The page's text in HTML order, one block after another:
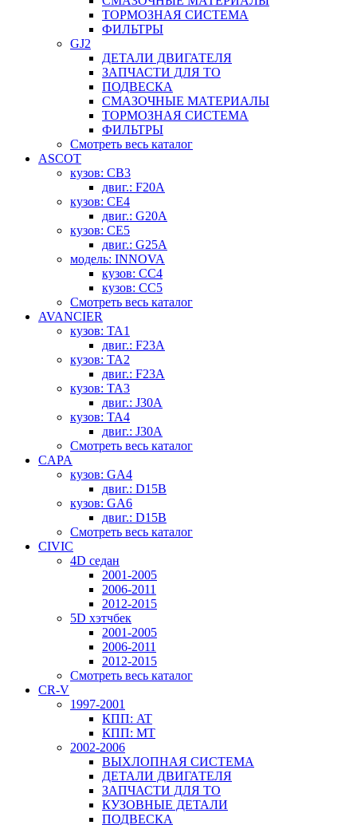
ТОРМОЗНАЯ СИСТЕМА
ФИЛЬТРЫ
GJ2
ДЕТАЛИ ДВИГАТЕЛЯ
ЗАПЧАСТИ ДЛЯ ТО
ПОДВЕСКА
СМАЗОЧНЫЕ МАТЕРИАЛЫ
ТОРМОЗНАЯ СИСТЕМА
ФИЛЬТРЫ
Смотреть весь каталог
ASCOT
кузов: CB3
двиг.: F20A
кузов: CE4
двиг.: G20A
кузов: CE5
двиг.: G25A
модель: INNOVA
кузов: CC4
кузов: CC5
Смотреть весь каталог
AVANCIER
кузов: TA1
двиг.: F23A
кузов: TA2
двиг.: F23A
кузов: TA3
двиг.: J30A
кузов: TA4
двиг.: J30A
Смотреть весь каталог
CAPA
кузов: GA4
двиг.: D15B
кузов: GA6
двиг.: D15B
Смотреть весь каталог
CIVIC
4D седан
2001-2005
2006-2011
2012-2015
5D хэтчбек
2001-2005
2006-2011
2012-2015
Смотреть весь каталог
CR-V
1997-2001
КПП: AT
КПП: MT
2002-2006
ВЫХЛОПНАЯ СИСТЕМА
ДЕТАЛИ ДВИГАТЕЛЯ
ЗАПЧАСТИ ДЛЯ ТО
КУЗОВНЫЕ ДЕТАЛИ
ПОДВЕСКА